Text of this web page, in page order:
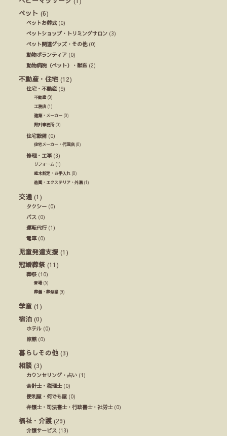
ペット (6)
ペットお葬式(0)
ペットショップ・トリミングサロン (3)
ペット関連グッズ・その他(0)
動物ボランティア (0)
動物病院（ペット）・獣医 (2)
不動産・住宅 (12)
住宅・不動産 (9)
不動産 (9)
工務店 (1)
建築・メーカー (0)
設計事務所(0)
住宅設備(0)
住宅メーカー・代理店 (0)
修理・工事(3)
リフォーム (1)
庭木剪定・お手入れ (0)
造園・エクステリア・外溝(1)
交通 (1)
タクシー (0)
バス (0)
運転代行(1)
電車(0)
児童発達支援 (1)
冠婚葬祭 (11)
葬祭(10)
斎場(5)
葬儀・葬祭業 (9)
学童 (1)
宿泊 (0)
ホテル (0)
旅館 (0)
暮らしその他 (3)
相談 (3)
カウンセリング・占い (1)
会計士・税理士(0)
便利屋・何でも屋 (0)
弁護士・司法書士・行政書士・社労士(0)
福祉・介護(29)
介護サービス (13)